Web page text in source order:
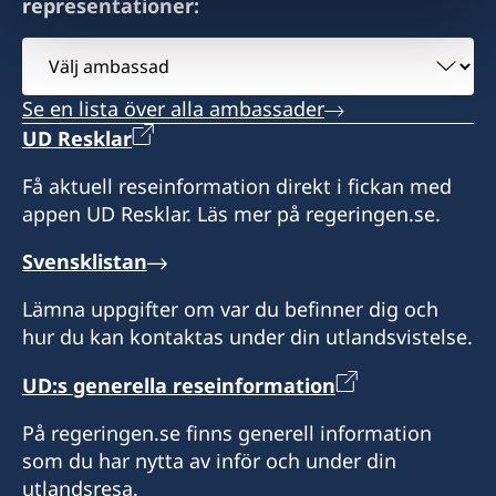
Välj
ambassad
Se en lista över alla ambassader
UD Resklar
Få aktuell reseinformation direkt i fickan med
appen UD Resklar. Läs mer på regeringen.se.
Svensklistan
Lämna uppgifter om var du befinner dig och
hur du kan kontaktas under din utlandsvistelse.
UD:s generella reseinformation
På regeringen.se finns generell information
som du har nytta av inför och under din
utlandsresa.